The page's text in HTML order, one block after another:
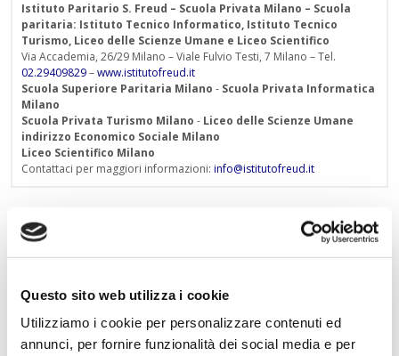
Questo sito web utilizza i cookie
Utilizziamo i cookie per personalizzare contenuti ed
annunci, per fornire funzionalità dei social media e per
Istituto Paritario S. Freud – Scuola Privata Milano – Scuola
paritaria: Istituto Tecnico Informatico, Istituto Tecnico
Turismo, Liceo delle Scienze Umane e Liceo Scientifico
Via Accademia, 26/29 Milano – Viale Fulvio Testi, 7 Milano – Tel.
02.29409829–www.istitutofreud.it
Scuola Superiore Paritaria Milano - Scuola Privata Informatica
Milano
Scuola Privata Turismo Milano - Liceo delle Scienze Umane
indirizzo Economico Sociale Milano
Liceo Scientifico Milano
Contattaci per maggiori informazioni: info@istitutofreud.it
Lascia un commento
obbligatori sono contrassegnati con
Nome*